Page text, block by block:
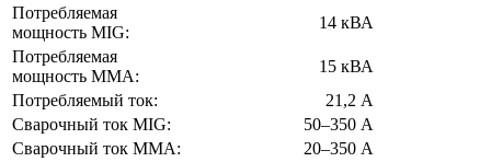
Потребляемая
мощность MIG:
14 кВА
Потребляемая
мощность ММА:
15 кВА
Потребляемый ток:
21,2 А
Сварочный ток MIG:
50–350 А
Сварочный ток MMA:
20–350 А